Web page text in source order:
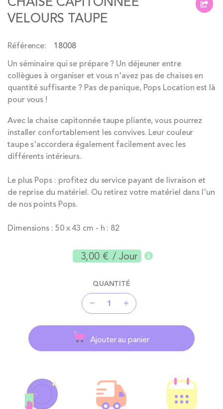
beginning
of
images
gallery
VELOURS TAUPE
Référence
18008
Un séminaire qui se prépare ? Un déjeuner entre
collègues à organiser et vous n'avez pas de chaises en
quantité suffisante ? Pas de panique, Pops Location est là
pour vous !
Avec la chaise capitonnée taupe pliante, vous pourrez
installer confortablement les convives. Leur couleur
taupe s'accordera également facilement avec les
différents intérieurs.
Le plus Pops : profitez du service payant de livraison et
de reprise du matériel. Ou retirez votre matériel dans l'un
de nos points Pops.
Dimensions : 50 x 43 cm - h : 82
3,00 € / Jour
QUANTITÉ
Ajouter au panier